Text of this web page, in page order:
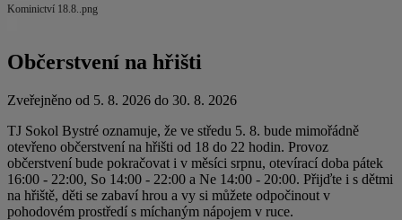
Kominictví 18.8..png
Občerstvení na hřišti
Zveřejněno od 5. 8. 2026 do 30. 8. 2026
TJ Sokol Bystré oznamuje, že ve středu 5. 8. bude mimořádně
otevřeno občerstvení na hřišti od 18 do 22 hodin. Provoz
občerstvení bude pokračovat i v měsíci srpnu, otevírací doba pátek
16:00 - 22:00, So 14:00 - 22:00 a Ne 14:00 - 20:00. Přijďte i s dětmi
na hřiště, děti se zabaví hrou a vy si můžete odpočinout v
pohodovém prostředí s míchaným nápojem v ruce.